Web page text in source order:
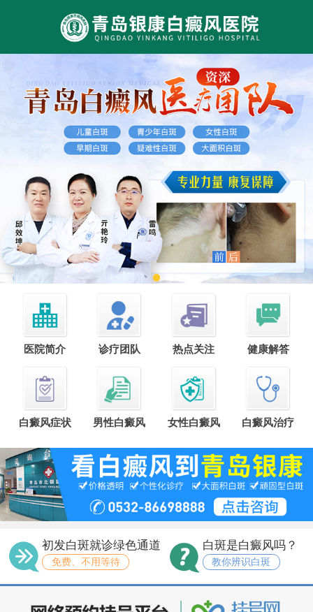
医院简介 诊疗团队 热点关注 健康解答
白癜风症状 男性白癜风 女性白癜风 白癜风治疗
初发白斑就诊绿色通道
免费、不用等待
白斑是白癜风吗？
教你辨识白斑